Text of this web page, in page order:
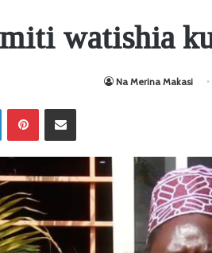
watishia
Na Merina Makasi
LinkedIn